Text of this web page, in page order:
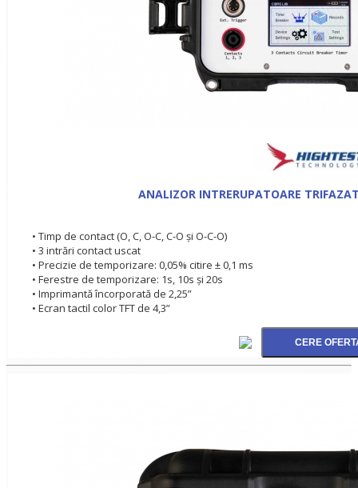
ANALIZOR INTRERUPATOARE
• Timp de contact (O, C, O-C, C-O şi O-C-O)
• 3 intrări contact uscat
• Precizie de temporizare: 0,05% citire ± 0,1 ms
• Ferestre de temporizare: 1s, 10s şi 20s
• Imprimantă încorporată de 2,25”
• Ecran tactil color TFT de 4,3”